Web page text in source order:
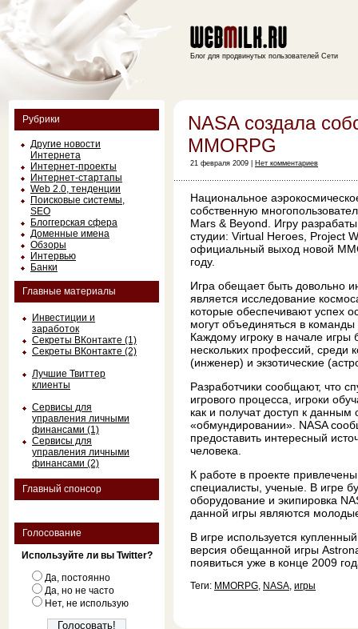
Рубрики
Другие новости
Интернета
Интернет-проекты
Интернет-стартапы
Web 2.0, тенденции
Поисковые системы,
SEO
Блоггерская сфера
Доменные имена
Обзоры
Интервью
Банки
Главные материалы
Инвестиции и
заработок
Секреты ВКонтакте (1)
Секреты ВКонтакте (2)
Лучшие Твиттер
клиенты
Сервисы для
управления личными
финансами (1)
Сервисы для
управления личными
финансами (2)
Главный спонсор
Голосование
Используйте ли вы Twitter?
Да, постоянно
Да, но не часто
Нет, не использую
Блог для продвинутых пользователей Сети
NASA создала
MMORPG
21 февраля 2009 | Нет комментариев
Национальное
собственную
Mars & Beyond. Игру
студии: Virtual Heroes, Project
официальный выход новой
году.
Игра обещает быть довольно
является исследование
которые обеспечивают успех
могут объединяться в
Каждому игроку в начале игры
нескольких профессий, среди
(инженер) и экзотические
Разработчики сообщают, что
игрового процесса, игроки
как и получат доступ к
«обмундировании». NASA
предоставить интересный
человека.
К работе в проекте
специалисты, ученые. В игре
оборудование и экипировка
данной игры являются
В игре используется
версия обещанной игры
появиться уже в конце 2009
Теги: MMORPG, NASA, игры